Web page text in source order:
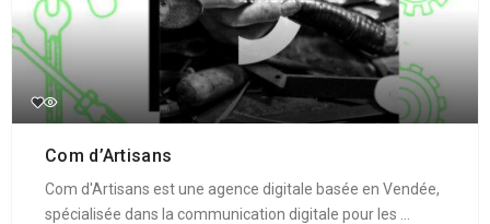
Com d’Artisans
Com d'Artisans est une agence digitale basée en Vendée,
spécialisée dans la communication digitale pour les ...